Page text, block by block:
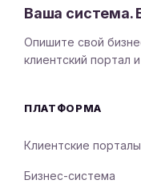
Ваша система.
Опишите свой
клиентский портал
ПЛАТФОРМА
Клиентские порталы
Бизнес-система